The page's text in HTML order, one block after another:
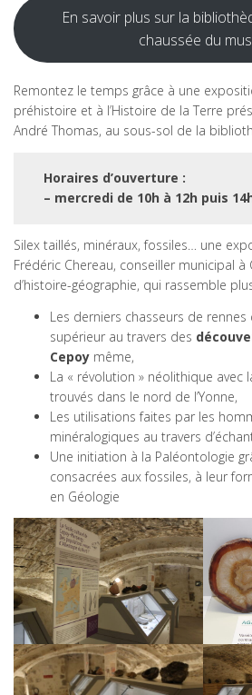
En savoir plus sur la
chaussée du
Remontez le temps grâce à une
préhistoire et à l’Histoire de la Terre
André Thomas, au sous-sol de la
Horaires d’ouverture :
– mercredi de 10h à 12h puis
Silex taillés, minéraux, fossiles… une
Frédéric Chereau, conseiller municipal
d’histoire-géographie, qui rassemble
Les derniers chasseurs de
supérieur au travers des
Cepoy même,
La « révolution » néolithique avec
trouvés dans le nord de l’Yonne,
Les utilisations faites par les
minéralogiques au travers
Une initiation à la Paléontologie
consacrées aux fossiles, à leur
en Géologie